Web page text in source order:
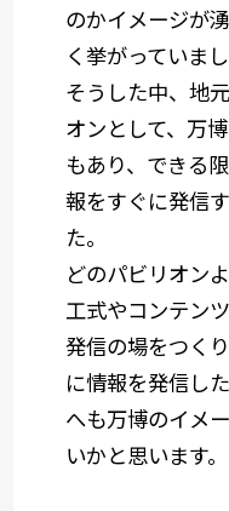
のかイメージが
く挙がっていまし
そうした中、地
オンとして、万
もあり、できる
報をすぐに発信
た。
どのパビリオン
工式やコンテン
発信の場をつく
に情報を発信し
へも万博のイメ
いかと思います。